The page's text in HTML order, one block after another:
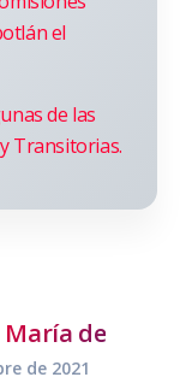
el
de las
Transitorias.
María de
de 2021